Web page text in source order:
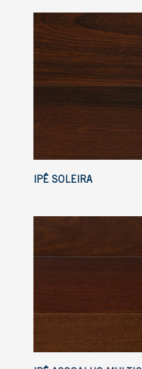
IPÊ SOLEIRA